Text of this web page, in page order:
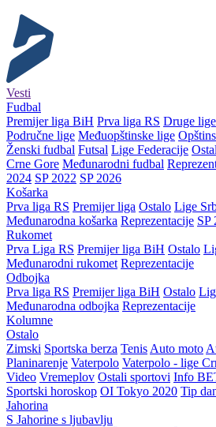
Vesti
Fudbal
Premijer liga BiH Prva liga RS Druge lige
Područne lige Međuopštinske lige
Ženski fudbal Futsal Lige Federacije
Crne Gore Međunarodni fudbal
2024 SP 2022 SP 2026
Košarka
Prva liga RS Premijer liga Ostalo Lige
Međunarodna košarka Reprezentacije SP
Rukomet
Prva Liga RS Premijer liga BiH Ostalo
Međunarodni rukomet Reprezentacije
Odbojka
Prva liga RS Premijer liga BiH Ostalo
Međunarodna odbojka Reprezentacije
Kolumne
Ostalo
Zimski Sportska berza Tenis Auto moto
Planinarenje Vaterpolo Vaterpolo - lige
Video Vremeplov Ostali sportovi Info
Sportski horoskop OI Tokyo 2020 Tip
Jahorina
S Jahorine s ljubavlju